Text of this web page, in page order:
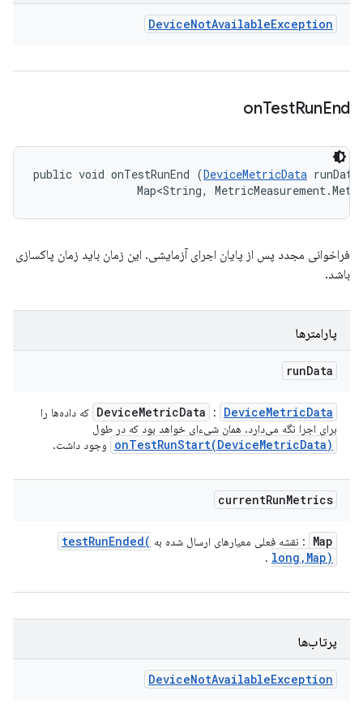
DeviceNotAvailableException
onTestRunEnd
public void onTestRunEnd (DeviceMetricData
Map<String,
فراخوانی مجدد پس از پایان اجرای آزمایشی. این زمان باید زمان پاکسازی
باشد.
پارامترها
runData
DeviceMetricData : DeviceMetricData
که داده‌ها را
برای اجرا نگه می‌دارد. همان شیء‌ای خواهد بود که در طول
onTestRunStart(DeviceMetricData) وجود داشت.
currentRunMetrics
Map : نقشه فعلی معیارهای ارسال شده به testRunEnded(
long , Map)
.
پرتاب‌ها
DeviceNotAvailableException